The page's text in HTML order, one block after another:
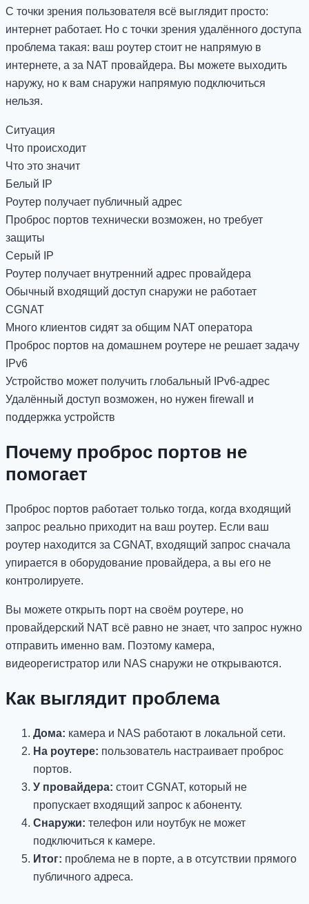
С точки зрения пользователя всё выглядит просто:
интернет работает. Но с точки зрения удалённого доступа
проблема такая: ваш роутер стоит не напрямую в
интернете, а за NAT провайдера. Вы можете выходить
наружу, но к вам снаружи напрямую подключиться
нельзя.
Ситуация
Что происходит
Что это значит
Белый IP
Роутер получает публичный адрес
Проброс портов технически возможен, но требует
защиты
Серый IP
Роутер получает внутренний адрес провайдера
Обычный входящий доступ снаружи не работает
CGNAT
Много клиентов сидят за общим NAT оператора
Проброс портов на домашнем роутере не решает задачу
IPv6
Устройство может получить глобальный IPv6-адрес
Удалённый доступ возможен, но нужен firewall и
поддержка устройств
Почему проброс портов не
помогает
Проброс портов работает только тогда, когда входящий
запрос реально приходит на ваш роутер. Если ваш
роутер находится за CGNAT, входящий запрос сначала
упирается в оборудование провайдера, а вы его не
контролируете.
Вы можете открыть порт на своём роутере, но
провайдерский NAT всё равно не знает, что запрос нужно
отправить именно вам. Поэтому камера,
видеорегистратор или NAS снаружи не открываются.
Как выглядит проблема
Дома: камера и NAS работают в локальной сети.
На роутере: пользователь настраивает проброс
портов.
У провайдера: стоит CGNAT, который не
пропускает входящий запрос к абоненту.
Снаружи: телефон или ноутбук не может
подключиться к камере.
Итог: проблема не в порте, а в отсутствии прямого
публичного адреса.